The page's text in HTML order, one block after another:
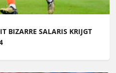
BIZARRE SALARIS KRIJGT